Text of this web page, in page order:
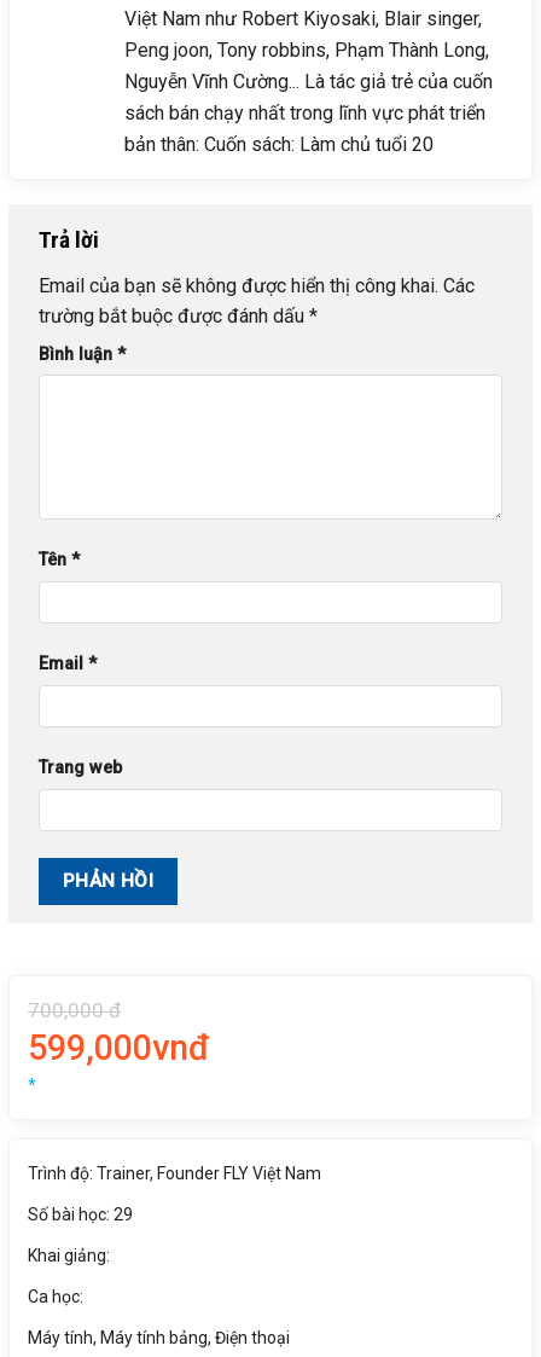
Việt Nam như Robert Kiyosaki , Blair singer,
Peng joon, Tony robbins, Phạm Thành Long,
Nguyễn Vĩnh Cường... Là tác giả trẻ của cuốn
sách bán chạy nhất trong lĩnh vực phát triển
bản thân: Cuốn sách: Làm chủ tuổi 20
Trả lời
Email của bạn sẽ không được hiển thị công khai. Các
trường bắt buộc được đánh dấu *
Bình luận *
Tên *
Email *
Trang web
700,000 đ
599,000vnđ
*
Trình độ: Trainer, Founder FLY Việt Nam
Số bài học: 29
Khai giảng:
Ca học:
Máy tính, Máy tính bảng, Điện thoại